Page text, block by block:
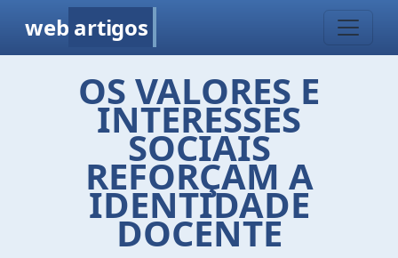
web artigos
OS VALORES E
INTERESSES
SOCIAIS
REFORÇAM A
IDENTIDADE
DOCENTE